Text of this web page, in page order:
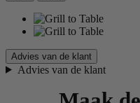
Advies van de klant
Advies van de klant